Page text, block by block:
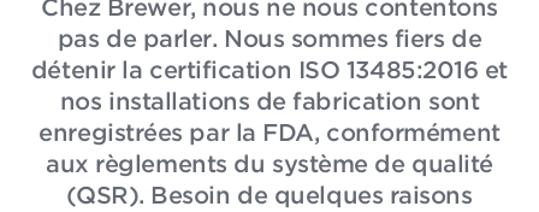
Chez Brewer, nous ne nous contentons
pas de parler. Nous sommes fiers de
détenir la certification ISO 13485:2016 et
nos installations de fabrication sont
enregistrées par la FDA, conformément
aux règlements du système de qualité
(QSR). Besoin de quelques raisons